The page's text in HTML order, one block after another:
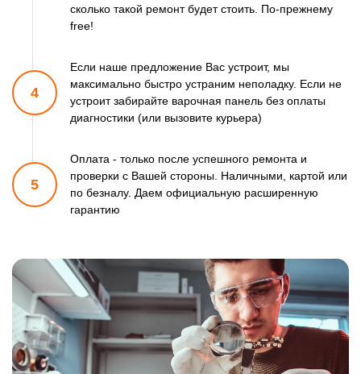
сколько такой ремонтбудет стоить. По-прежнему
free!
4
Если наше предложение Вас устроит, мы
максимально быстро устраним неполадку. Если не
устроит забирайте варочная панель без оплаты
диагностики (или вызовите курьера)
5
Оплата - только после успешного ремонта и
проверки с Вашей стороны. Наличными, картой или
по безналу. Даем официальную расширенную
гарантию